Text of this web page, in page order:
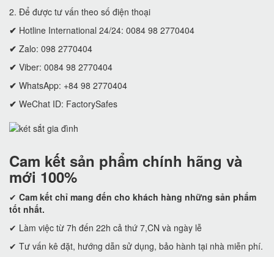
2. Để được tư vấn theo số điện thoại
✔ Hotline International 24/24: 0084 98 2770404
✔ Zalo: 098 2770404
✔ Viber: 0084 98 2770404
✔ WhatsApp: +84 98 2770404
✔ WeChat ID: FactorySafes
Cam kết sản phẩm chính hãng và
mới 100%
✔ Cam kết chỉ mang đến cho khách hàng những sản phẩm
tốt nhất.
✔ Làm việc từ 7h đến 22h cả thứ 7,CN và ngày lễ
✔ Tư vấn kê đặt, hướng dẫn sử dụng, bảo hành tại nhà miễn phí.